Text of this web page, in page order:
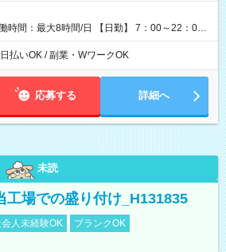
時間：最大8時間/日 【日勤】 7：00～22：00
休憩時間は法定通り） ※週1日～OK ／ 1
し ＊＊ 勤務時間例 ＊＊ ■7時
毎週同じ曜日勤務）
払いOK / 副業・WワークOK
応募する 詳細へ
未読
工場での盛り付け_H131835
人未経験OK
ブランクOK